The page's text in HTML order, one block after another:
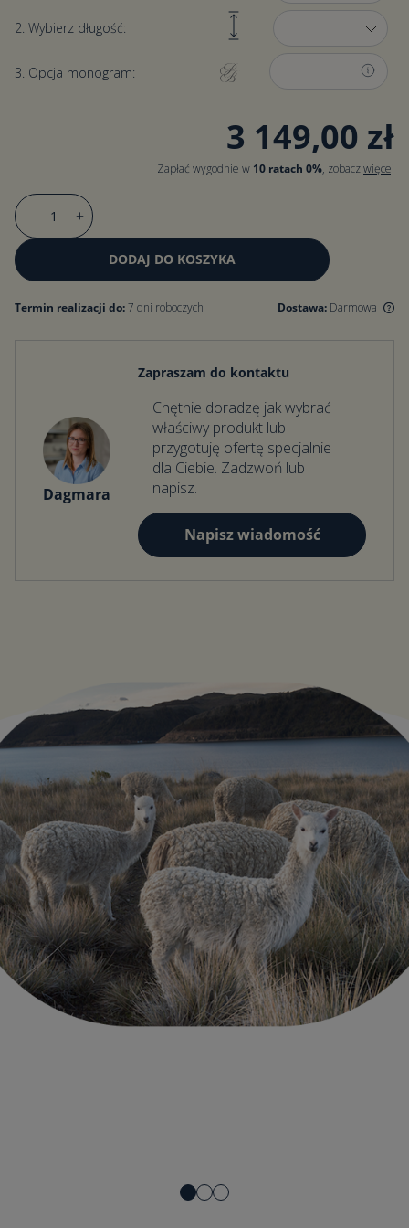
2. Wybierz długość:
3. Opcja monogram:
3 149,00 zł
Zapłać wygodnie w 10 ratach 0%, zobaczwięcej
– +
DODAJ DO KOSZYKA
Termin realizacji do:7 dni roboczych Dostawa: Darmowa
Dagmara
Zapraszam do kontaktu
Chętnie doradzę jak wybrać
właściwy produkt lub
przygotuję ofertę specjalnie
dla Ciebie. Zadzwoń lub
napisz.
Napisz wiadomość